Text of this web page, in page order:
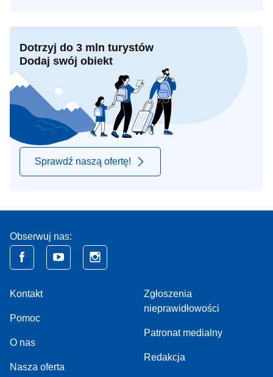
Dotrzyj do 3 mln turystów
Dodaj swój obiekt
Sprawdź naszą ofertę!
Obserwuj nas:
Kontakt
Pomoc
O nas
Nasza oferta
Zgłoszenia
nieprawidłowości
Patronat medialny
Redakcja